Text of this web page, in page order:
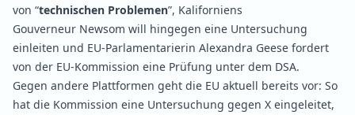
von “technischen Problemen”, Kaliforniens
Gouverneur Newsom will hingegen eine Untersuchung
einleiten und EU-Parlamentarierin Alexandra Geese fordert
von der EU-Kommission eine Prüfung unter dem DSA.
Gegen andere Plattformen geht die EU aktuell bereits vor: So
hat die Kommission eine Untersuchung gegen X eingeleitet,